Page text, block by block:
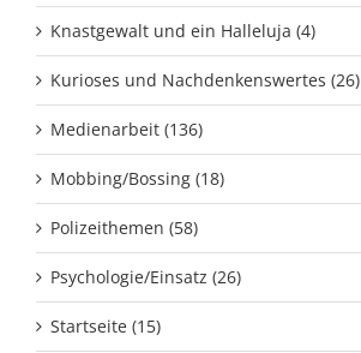
Knastgewalt und ein Halleluja (4)
Kurioses und Nachdenkenswertes (26)
Medienarbeit (136)
Mobbing/Bossing (18)
Polizeithemen (58)
Psychologie/Einsatz (26)
Startseite (15)